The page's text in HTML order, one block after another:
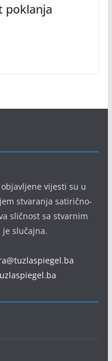
poklanja
vijesti su u
stvaranja satirično-
sličnost sa stvarnim
je slučajna.